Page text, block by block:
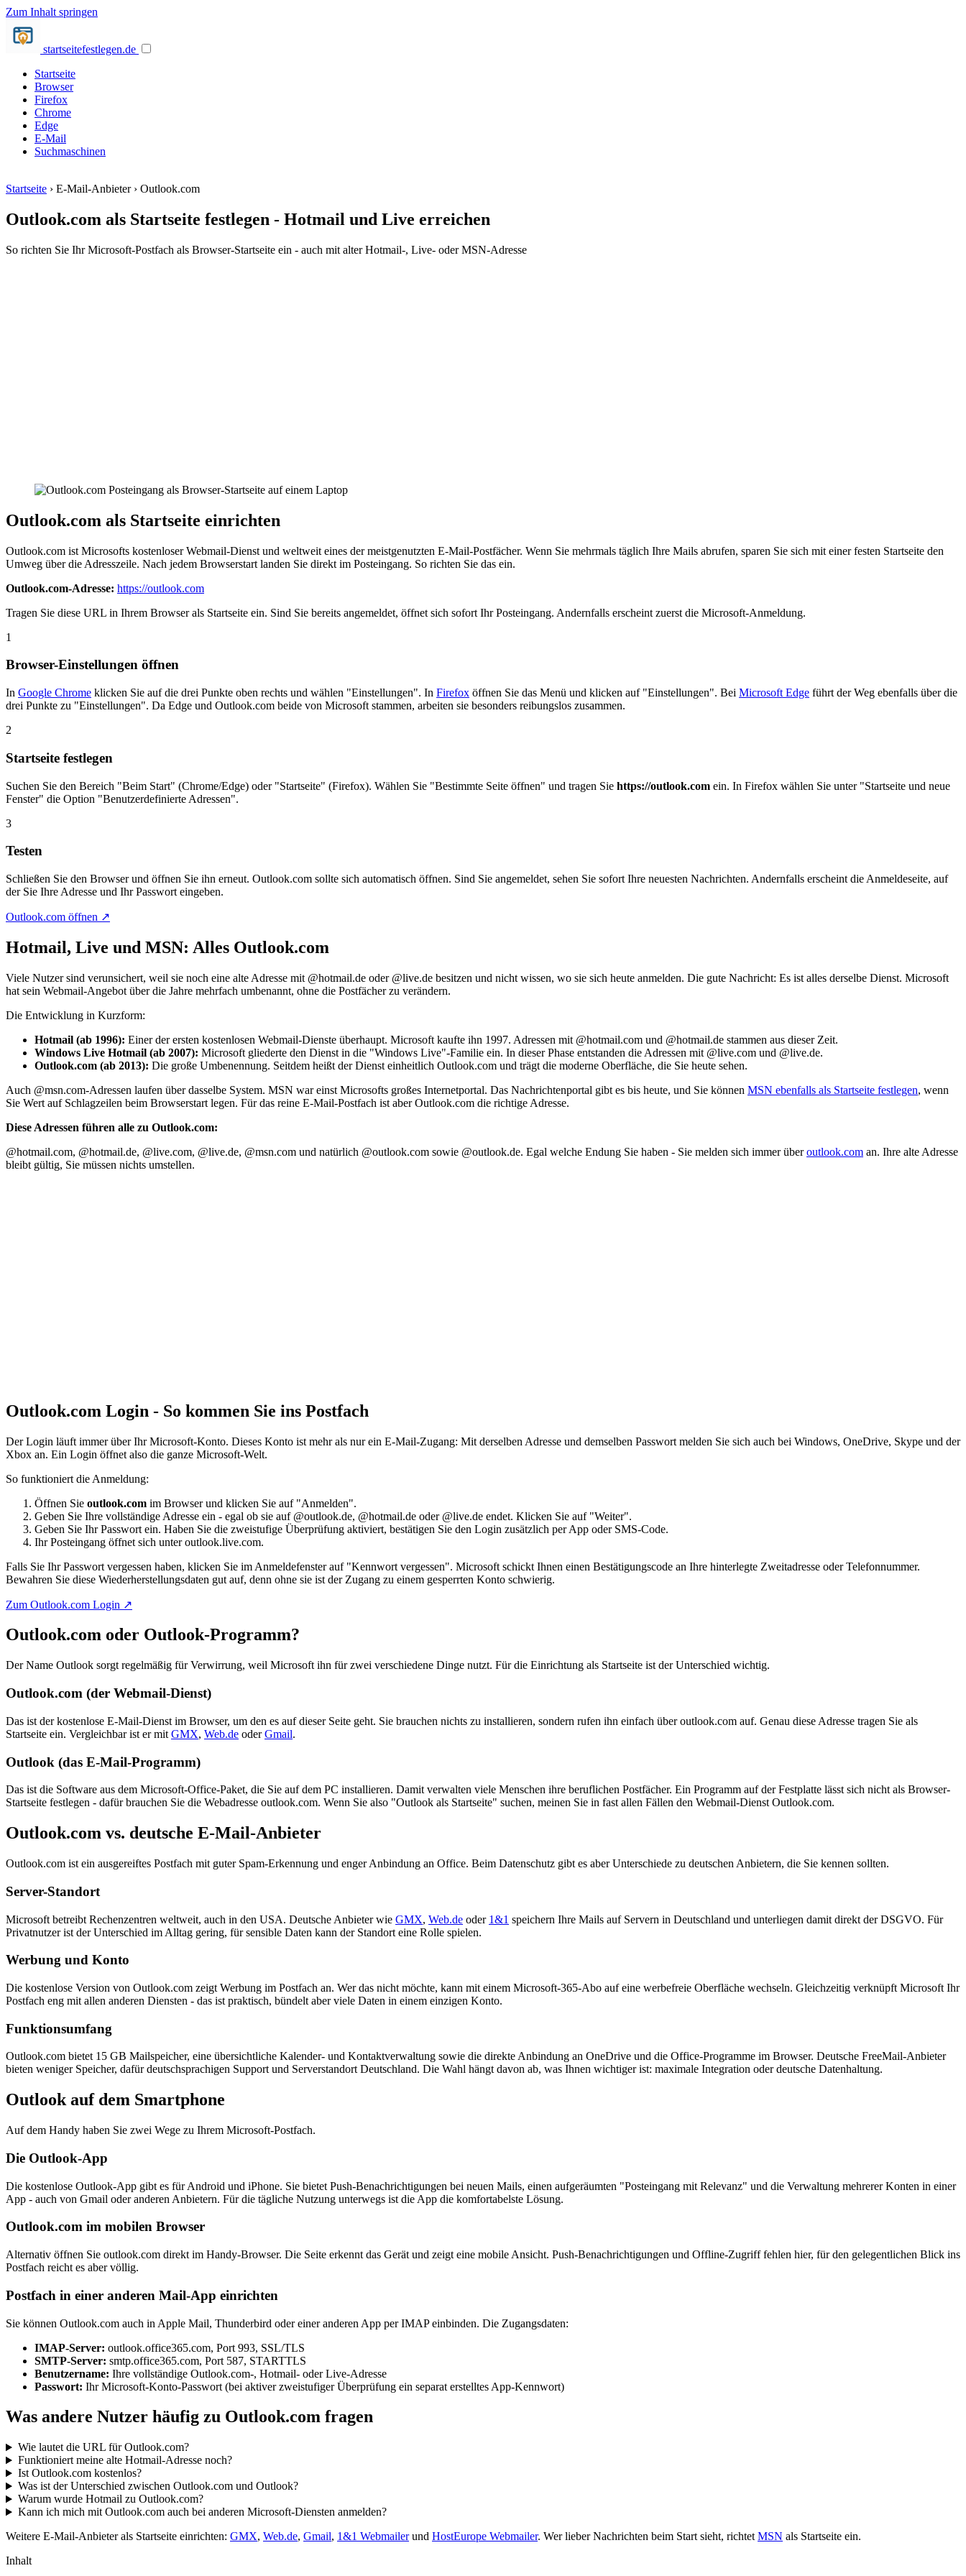
Zum Inhalt springen
startseitefestlegen.de
Startseite
Browser
Firefox
Chrome
Edge
E-Mail
Suchmaschinen
Startseite › E-Mail-Anbieter › Outlook.com
Outlook.com als Startseite festlegen - Hotmail und Live erreichen
So richten Sie Ihr Microsoft-Postfach als Browser-Startseite ein - auch mit alter Hotmail-, Live- oder MSN-Adresse
Outlook.com als Startseite einrichten
Outlook.com ist Microsofts kostenloser Webmail-Dienst und weltweit eines der meistgenutzten E-Mail-Postfächer. Wenn Sie mehrmals täglich Ihre Mails abrufen, sparen Sie sich mit einer festen Startseite den
Umweg über die Adresszeile. Nach jedem Browserstart landen Sie direkt im Posteingang. So richten Sie das ein.
Outlook.com-Adresse: https://outlook.com
Tragen Sie diese URL in Ihrem Browser als Startseite ein. Sind Sie bereits angemeldet, öffnet sich sofort Ihr Posteingang. Andernfalls erscheint zuerst die Microsoft-Anmeldung.
1
Browser-Einstellungen öffnen
In Google Chrome klicken Sie auf die drei Punkte oben rechts und wählen "Einstellungen". In Firefox öffnen Sie das Menü und klicken auf "Einstellungen". Bei Microsoft Edge führt der Weg ebenfalls über die
drei Punkte zu "Einstellungen". Da Edge und Outlook.com beide von Microsoft stammen, arbeiten sie besonders reibungslos zusammen.
2
Startseite festlegen
Suchen Sie den Bereich "Beim Start" (Chrome/Edge) oder "Startseite" (Firefox). Wählen Sie "Bestimmte Seite öffnen" und tragen Sie https://outlook.com ein. In Firefox wählen Sie unter "Startseite und neue
Fenster" die Option "Benutzerdefinierte Adressen".
3
Testen
Schließen Sie den Browser und öffnen Sie ihn erneut. Outlook.com sollte sich automatisch öffnen. Sind Sie angemeldet, sehen Sie sofort Ihre neuesten Nachrichten. Andernfalls erscheint die Anmeldeseite, auf
der Sie Ihre Adresse und Ihr Passwort eingeben.
Outlook.com öffnen ↗
Hotmail, Live und MSN: Alles Outlook.com
Viele Nutzer sind verunsichert, weil sie noch eine alte Adresse mit @hotmail.de oder @live.de besitzen und nicht wissen, wo sie sich heute anmelden. Die gute Nachricht: Es ist alles derselbe Dienst. Microsoft
hat sein Webmail-Angebot über die Jahre mehrfach umbenannt, ohne die Postfächer zu verändern.
Die Entwicklung in Kurzform:
Hotmail (ab 1996): Einer der ersten kostenlosen Webmail-Dienste überhaupt. Microsoft kaufte ihn 1997. Adressen mit @hotmail.com und @hotmail.de stammen aus dieser Zeit.
Windows Live Hotmail (ab 2007): Microsoft gliederte den Dienst in die "Windows Live"-Familie ein. In dieser Phase entstanden die Adressen mit @live.com und @live.de.
Outlook.com (ab 2013): Die große Umbenennung. Seitdem heißt der Dienst einheitlich Outlook.com und trägt die moderne Oberfläche, die Sie heute sehen.
Auch @msn.com-Adressen laufen über dasselbe System. MSN war einst Microsofts großes Internetportal. Das Nachrichtenportal gibt es bis heute, und Sie können MSN ebenfalls als Startseite festlegen, wenn
Sie Wert auf Schlagzeilen beim Browserstart legen. Für das reine E-Mail-Postfach ist aber Outlook.com die richtige Adresse.
Diese Adressen führen alle zu Outlook.com:
@hotmail.com, @hotmail.de, @live.com, @live.de, @msn.com und natürlich @outlook.com sowie @outlook.de. Egal welche Endung Sie haben - Sie melden sich immer überoutlook.com an. Ihre alte Adresse
bleibt gültig, Sie müssen nichts umstellen.
Outlook.com Login - So kommen Sie ins Postfach
Der Login läuft immer über Ihr Microsoft-Konto. Dieses Konto ist mehr als nur ein E-Mail-Zugang: Mit derselben Adresse und demselben Passwort melden Sie sich auch bei Windows, OneDrive, Skype und der
Xbox an. Ein Login öffnet also die ganze Microsoft-Welt.
So funktioniert die Anmeldung:
Öffnen Sie outlook.com im Browser und klicken Sie auf "Anmelden".
Geben Sie Ihre vollständige Adresse ein - egal ob sie auf @outlook.de, @hotmail.de oder @live.de endet. Klicken Sie auf "Weiter".
Geben Sie Ihr Passwort ein. Haben Sie die zweistufige Überprüfung aktiviert, bestätigen Sie den Login zusätzlich per App oder SMS-Code.
Ihr Posteingang öffnet sich unter outlook.live.com.
Falls Sie Ihr Passwort vergessen haben, klicken Sie im Anmeldefenster auf "Kennwort vergessen". Microsoft schickt Ihnen einen Bestätigungscode an Ihre hinterlegte Zweitadresse oder Telefonnummer.
Bewahren Sie diese Wiederherstellungsdaten gut auf, denn ohne sie ist der Zugang zu einem gesperrten Konto schwierig.
Zum Outlook.com Login ↗
Outlook.com oder Outlook-Programm?
Der Name Outlook sorgt regelmäßig für Verwirrung, weil Microsoft ihn für zwei verschiedene Dinge nutzt. Für die Einrichtung als Startseite ist der Unterschied wichtig.
Outlook.com (der Webmail-Dienst)
Das ist der kostenlose E-Mail-Dienst im Browser, um den es auf dieser Seite geht. Sie brauchen nichts zu installieren, sondern rufen ihn einfach über outlook.com auf. Genau diese Adresse tragen Sie als
Startseite ein. Vergleichbar ist er mit GMX, Web.de oderGmail.
Outlook (das E-Mail-Programm)
Das ist die Software aus dem Microsoft-Office-Paket, die Sie auf dem PC installieren. Damit verwalten viele Menschen ihre beruflichen Postfächer. Ein Programm auf der Festplatte lässt sich nicht als Browser-
Startseite festlegen - dafür brauchen Sie die Webadresse outlook.com. Wenn Sie also "Outlook als Startseite" suchen, meinen Sie in fast allen Fällen den Webmail-Dienst Outlook.com.
Outlook.com vs. deutsche E-Mail-Anbieter
Outlook.com ist ein ausgereiftes Postfach mit guter Spam-Erkennung und enger Anbindung an Office. Beim Datenschutz gibt es aber Unterschiede zu deutschen Anbietern, die Sie kennen sollten.
Server-Standort
Microsoft betreibt Rechenzentren weltweit, auch in den USA. Deutsche Anbieter wie GMX, Web.de oder 1&1 speichern Ihre Mails auf Servern in Deutschland und unterliegen damit direkt der DSGVO. Für
Privatnutzer ist der Unterschied im Alltag gering, für sensible Daten kann der Standort eine Rolle spielen.
Werbung und Konto
Die kostenlose Version von Outlook.com zeigt Werbung im Postfach an. Wer das nicht möchte, kann mit einem Microsoft-365-Abo auf eine werbefreie Oberfläche wechseln. Gleichzeitig verknüpft Microsoft Ihr
Postfach eng mit allen anderen Diensten - das ist praktisch, bündelt aber viele Daten in einem einzigen Konto.
Funktionsumfang
Outlook.com bietet 15 GB Mailspeicher, eine übersichtliche Kalender- und Kontaktverwaltung sowie die direkte Anbindung an OneDrive und die Office-Programme im Browser. Deutsche FreeMail-Anbieter
bieten weniger Speicher, dafür deutschsprachigen Support und Serverstandort Deutschland. Die Wahl hängt davon ab, was Ihnen wichtiger ist: maximale Integration oder deutsche Datenhaltung.
Outlook auf dem Smartphone
Auf dem Handy haben Sie zwei Wege zu Ihrem Microsoft-Postfach.
Die Outlook-App
Die kostenlose Outlook-App gibt es für Android und iPhone. Sie bietet Push-Benachrichtigungen bei neuen Mails, einen aufgeräumten "Posteingang mit Relevanz" und die Verwaltung mehrerer Konten in einer
App - auch von Gmail oder anderen Anbietern. Für die tägliche Nutzung unterwegs ist die App die komfortabelste Lösung.
Outlook.com im mobilen Browser
Alternativ öffnen Sie outlook.com direkt im Handy-Browser. Die Seite erkennt das Gerät und zeigt eine mobile Ansicht. Push-Benachrichtigungen und Offline-Zugriff fehlen hier, für den gelegentlichen Blick ins
Postfach reicht es aber völlig.
Postfach in einer anderen Mail-App einrichten
Sie können Outlook.com auch in Apple Mail, Thunderbird oder einer anderen App per IMAP einbinden. Die Zugangsdaten:
IMAP-Server: outlook.office365.com, Port 993, SSL/TLS
SMTP-Server: smtp.office365.com, Port 587, STARTTLS
Benutzername: Ihre vollständige Outlook.com-, Hotmail- oder Live-Adresse
Passwort: Ihr Microsoft-Konto-Passwort (bei aktiver zweistufiger Überprüfung ein separat erstelltes App-Kennwort)
Was andere Nutzer häufig zu Outlook.com fragen
Wie lautet die URL für Outlook.com?
Funktioniert meine alte Hotmail-Adresse noch?
Ist Outlook.com kostenlos?
Was ist der Unterschied zwischen Outlook.com und Outlook?
Warum wurde Hotmail zu Outlook.com?
Kann ich mich mit Outlook.com auch bei anderen Microsoft-Diensten anmelden?
Weitere E-Mail-Anbieter als Startseite einrichten: GMX, Web.de, Gmail, 1&1 Webmailerund HostEurope Webmailer. Wer lieber Nachrichten beim Start sieht, richtet MSN als Startseite ein.
Inhalt